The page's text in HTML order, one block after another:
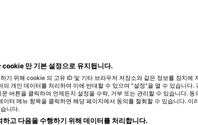
은 난파선, 산호초, 돌고래 등 모
! 이보다 더 좋을 수는 없습니다.
있는 돌고래 전용 다이빙이나
이빙을 예약할 수 있습니다. 원
면 프리포트에 있을 가능성이
만 기본 설정으로 유지됩니다.
기 위해 cookie 의 고유 ID 및 기타 브라우저 저장소와 같은 정보를 장치에
의 개인 데이터를 처리하여 이에 반대할 수 있으며 "설정"을 열 수 있습니다.
버튼을 클릭하여 언제든지 설정을 수락, 거부 또는 관리할 수 있습니다. 동
터 메뉴 항목을 클릭하면 해당 페이지에서 동의를 철회할 수 있습니다. 이
니다.
고 다음을 수행하기 위해 데이터를 처리합니다.